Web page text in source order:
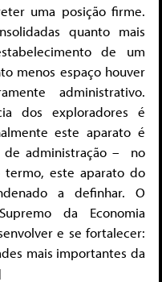
uma posição firme.
quanto mais
de um
menos espaço houver
administrativo.
dos exploradores é
este aparato é
de administração – no
este aparato do
a definhar. O
da Economia
e se fortalecer:
mais importantes da